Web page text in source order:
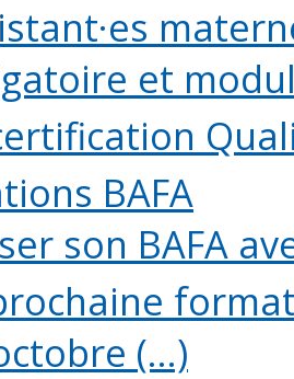
et
BAFA
son BAFA
(...)